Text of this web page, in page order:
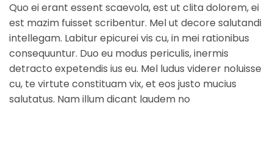
Quo ei erant essent scaevola, est ut clita dolorem, ei
est mazim fuisset scribentur. Mel ut decore salutandi
intellegam. Labitur epicurei vis cu, in mei rationibus
consequuntur. Duo eu modus periculis, inermis
detracto expetendis ius eu. Mel ludus viderer noluisse
cu, te virtute constituam vix, et eos justo mucius
salutatus. Nam illum dicant laudem no